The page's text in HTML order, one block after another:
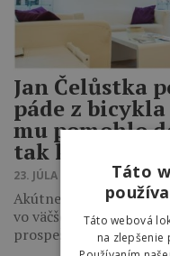
Jan Čelůstka
páde z
mu pomohlo
tak krátkom
23. JÚLA 2015 14:21
Akútne a chronické
vo väčšej miere aktívne
prospešný pre zdravie…
Táto
Táto webová
na zlepšenie